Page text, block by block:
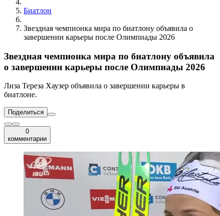
Биатлон
Звездная чемпионка мира по биатлону объявила о
завершении карьеры после Олимпиады 2026
Звездная чемпионка мира по биатлону объявила
о завершении карьеры после Олимпиады 2026
Лиза Тереза Хаузер объявила о завершении карьеры в
биатлоне.
Поделиться
0
комментарии